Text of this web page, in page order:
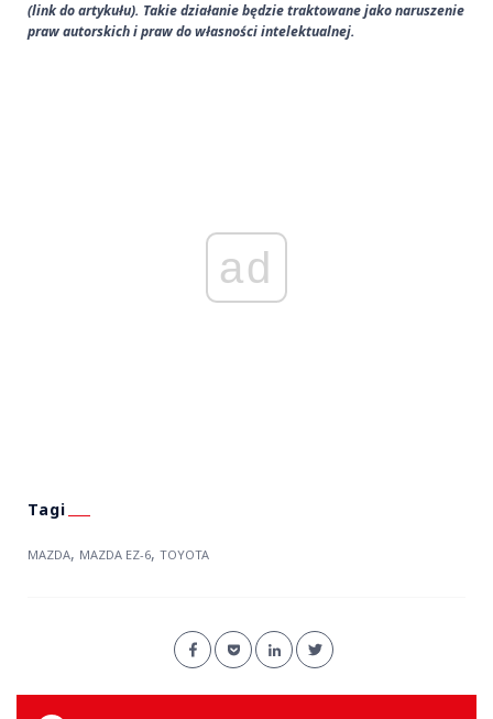
(link do artykułu). Takie działanie będzie traktowane jako naruszenie
praw autorskich i praw do własności intelektualnej.
ad
MAZDA, MAZDA EZ-6, TOYOTA